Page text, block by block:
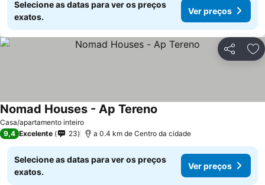
Selecione as datas para ver os preços
exatos.
Ver preços
Partilhar
Casa/apartamento inteiro
Nomad Houses - Ap Tereno
9,4 Excelente 23 a 0.4 km de Centro da cidade
Selecione as datas para ver os preços
exatos.
Ver preços